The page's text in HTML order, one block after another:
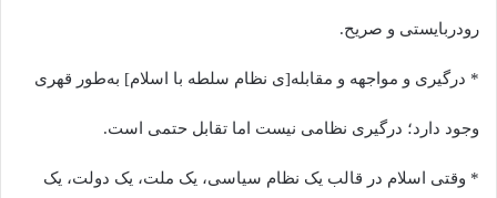
رودربایستی و صریح.
* درگیری و مواجهه و مقابله[ی نظام سلطه با اسلام] به‌طور قهری
وجود دارد؛ درگیری نظامی نیست اما تقابل حتمی است.
* وقتی اسلام در قالب یک نظام سیاسی، یک ملت، یک دولت، یک